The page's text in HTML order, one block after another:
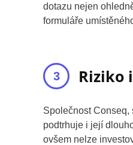
dotazu nejen
formuláře
Riziko
Společnost
podtrhuje i její
ovšem nelze